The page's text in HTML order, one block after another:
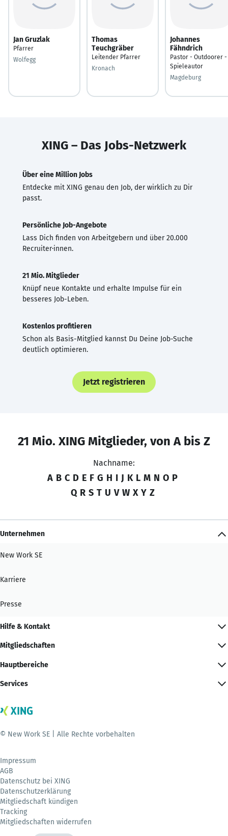
Jan Gruzlak
Pfarrer
Wolfegg
Thomas
Teuchgräber
Leitender Pfarrer
Kronach
Johannes
Fähndrich
Pastor - Outdoorer -
Spieleautor
Magdeburg
XING – Das Jobs-Netzwerk
Über eine Million Jobs
Entdecke mit XING genau den Job, der wirklich zu Dir
passt.
Persönliche Job-Angebote
Lass Dich finden von Arbeitgebern und über 20.000
Recruiter·innen.
21 Mio. Mitglieder
Knüpf neue Kontakte und erhalte Impulse für ein
besseres Job-Leben.
Kostenlos profitieren
Schon als Basis-Mitglied kannst Du Deine Job-Suche
deutlich optimieren.
Jetzt registrieren
21 Mio. XING Mitglieder, von A bis Z
Nachname:
A B C D E F G H I J K L M N O P
Q R S T U V W X Y Z
Unternehmen
New Work SE
Karriere
Presse
Hilfe & Kontakt
Mitgliedschaften
Hauptbereiche
Services
© New Work SE | Alle Rechte vorbehalten
Impressum
AGB
Datenschutz bei XING
Datenschutzerklärung
Mitgliedschaft kündigen
Tracking
Mitgliedschaften widerrufen